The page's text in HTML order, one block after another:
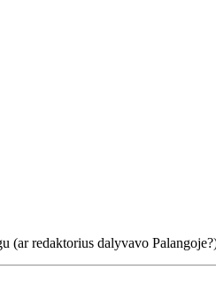
(ar redaktorius dalyvavo